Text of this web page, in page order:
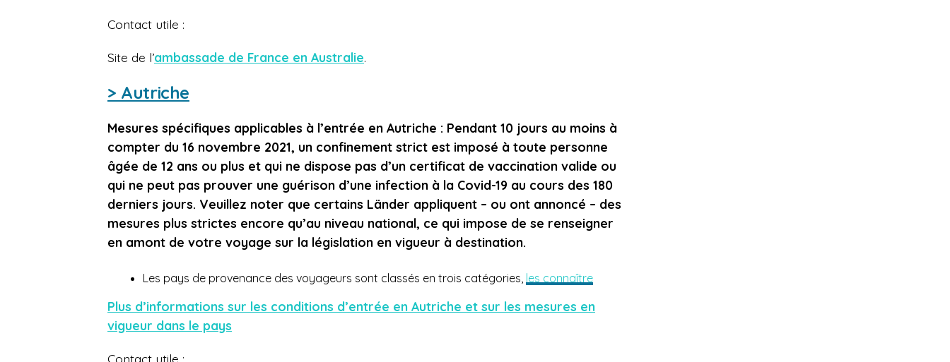
Contact utile :
Site de l’ambassade de France en Australie.
> Autriche
Mesures spécifiques applicables à l’entrée en Autriche : Pendant 10 jours au moins à
compter du 16 novembre 2021, un confinement strict est imposé à toute personne
âgée de 12 ans ou plus et qui ne dispose pas d’un certificat de vaccination valide ou
qui ne peut pas prouver une guérison d’une infection à la Covid-19 au cours des 180
derniers jours. Veuillez noter que certains Länder appliquent – ou ont annoncé – des
mesures plus strictes encore qu’au niveau national, ce qui impose de se renseigner
en amont de votre voyage sur la législation en vigueur à destination.
Les pays de provenance des voyageurs sont classés en trois catégories, les connaître
Plus d’informations sur les conditions d’entrée en Autriche et sur les mesures en
vigueur dans le pays
Contact utile :